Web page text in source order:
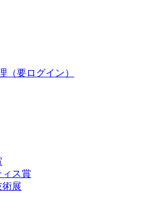
（要ログイン）
ス賞
術展